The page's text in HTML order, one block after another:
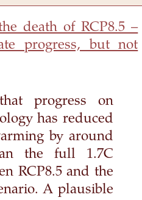
death of RCP8.5 –
progress, but not
progress on
has reduced
by around
the full 1.7C
RCP8.5 and the
A plausible